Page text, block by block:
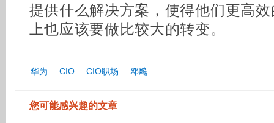
提供什么解决方案，使得他们更高
上也应该要做比较大的转变。
华为 CIO CIO职场 邓飚
您可能感兴趣的文章